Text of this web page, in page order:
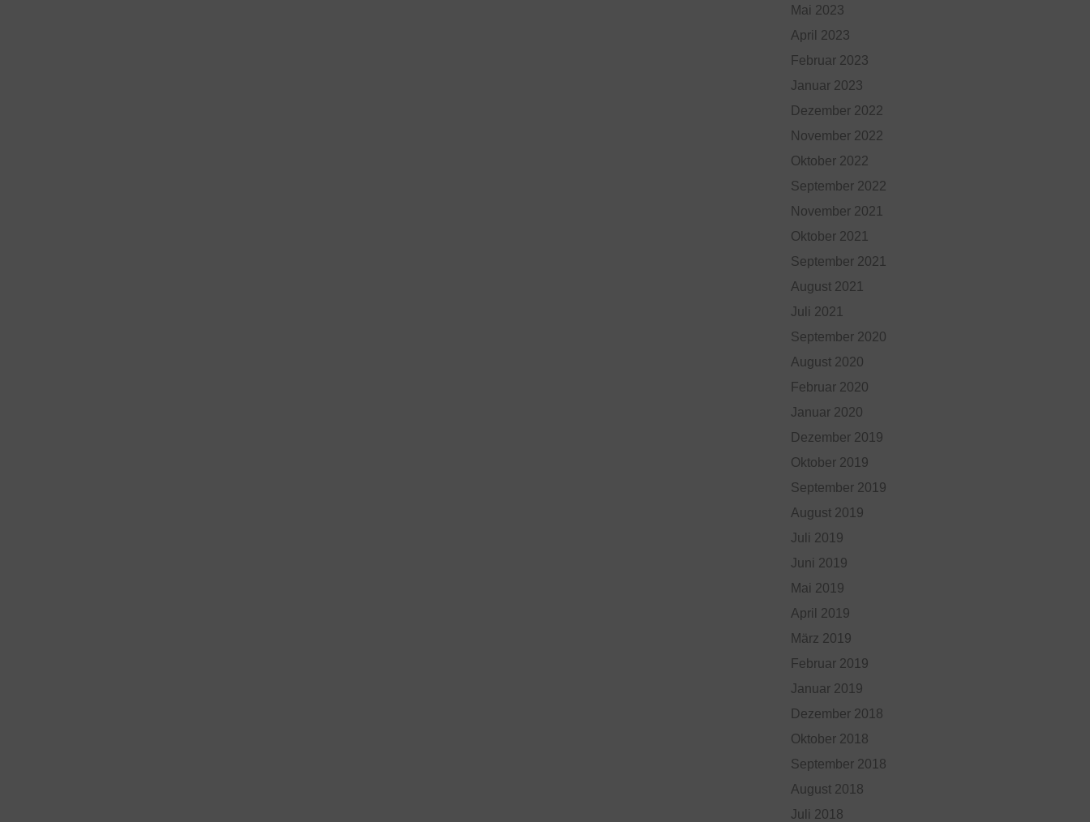
Mai 2023
April 2023
Februar 2023
Januar 2023
Dezember 2022
November 2022
Oktober 2022
September 2022
November 2021
Oktober 2021
September 2021
August 2021
Juli 2021
September 2020
August 2020
Februar 2020
Januar 2020
Dezember 2019
Oktober 2019
September 2019
August 2019
Juli 2019
Juni 2019
Mai 2019
April 2019
März 2019
Februar 2019
Januar 2019
Dezember 2018
Oktober 2018
September 2018
August 2018
Juli 2018